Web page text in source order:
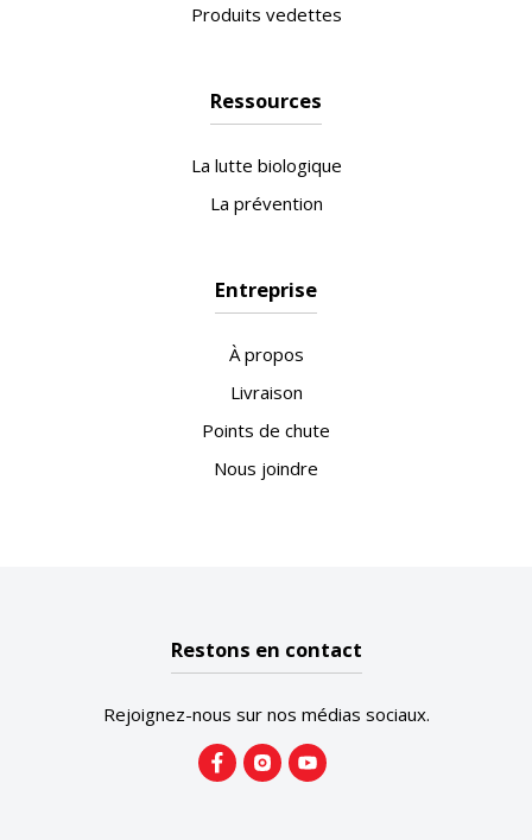
Produits vedettes
Ressources
La lutte biologique
La prévention
Entreprise
À propos
Livraison
Points de chute
Nous joindre
Restons en contact
Rejoignez-nous sur nos médias sociaux.